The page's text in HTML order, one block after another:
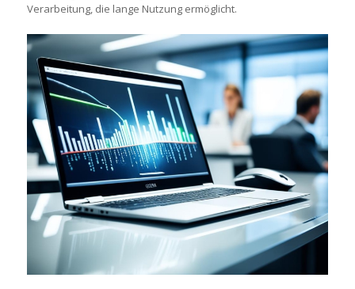
Verarbeitung, die lange Nutzung ermöglicht.